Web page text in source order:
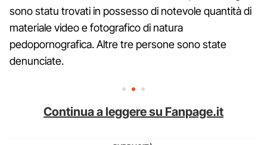
sono statu trovati in possesso di notevole quantità di
materiale video e fotografico di natura
pedopornografica. Altre tre persone sono state
denunciate.
Continua a leggere su Fanpage.it